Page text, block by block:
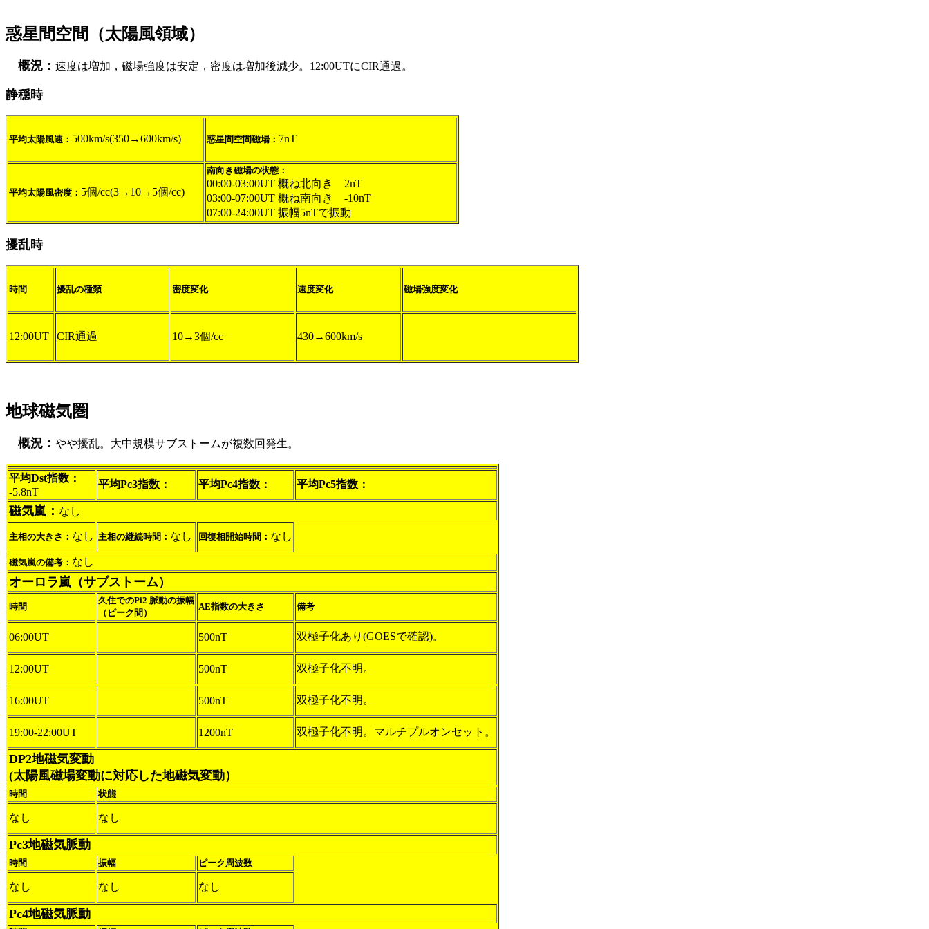
惑星間空間（太陽風領域）
概況： 速度は増加，磁場強度は安定，密度は増加後減少。12:00UTにCIR通過。
静穏時
平均太陽風速： 500km/s(350→600km/s) 惑星間空間磁場： 7nT
平均太陽風密度： 5個/cc(3→10→5個/cc)
南向き磁場の状態：
00:00-03:00UT 概ね北向き 2nT
03:00-07:00UT 概ね南向き -10nT
07:00-24:00UT 振幅5nTで振動
擾乱時
時間 擾乱の種類 密度変化 速度変化 磁場強度変化
12:00UT CIR通過 10→3個/cc 430→600km/s
地球磁気圏
概況： やや擾乱。大中規模サブストームが複数回発生。
平均Dst指数：
-5.8nT
平均Pc3指数： 平均Pc4指数： 平均Pc5指数：
磁気嵐： なし
主相の大きさ： なし 主相の継続時間： なし 回復相開始時間： なし
磁気嵐の備考： なし
オーロラ嵐（サブストーム）
時間
久住でのPi2 脈動の振幅
（ピーク間）
AE指数の大きさ 備考
06:00UT 500nT 双極子化あり(GOESで確認)。
12:00UT 500nT 双極子化不明。
16:00UT 500nT 双極子化不明。
19:00-22:00UT 1200nT 双極子化不明。マルチプルオンセット。
DP2地磁気変動
(太陽風磁場変動に対応した地磁気変動）
時間 状態
なし なし
Pc3地磁気脈動
時間 振幅 ピーク周波数
なし なし なし
Pc4地磁気脈動